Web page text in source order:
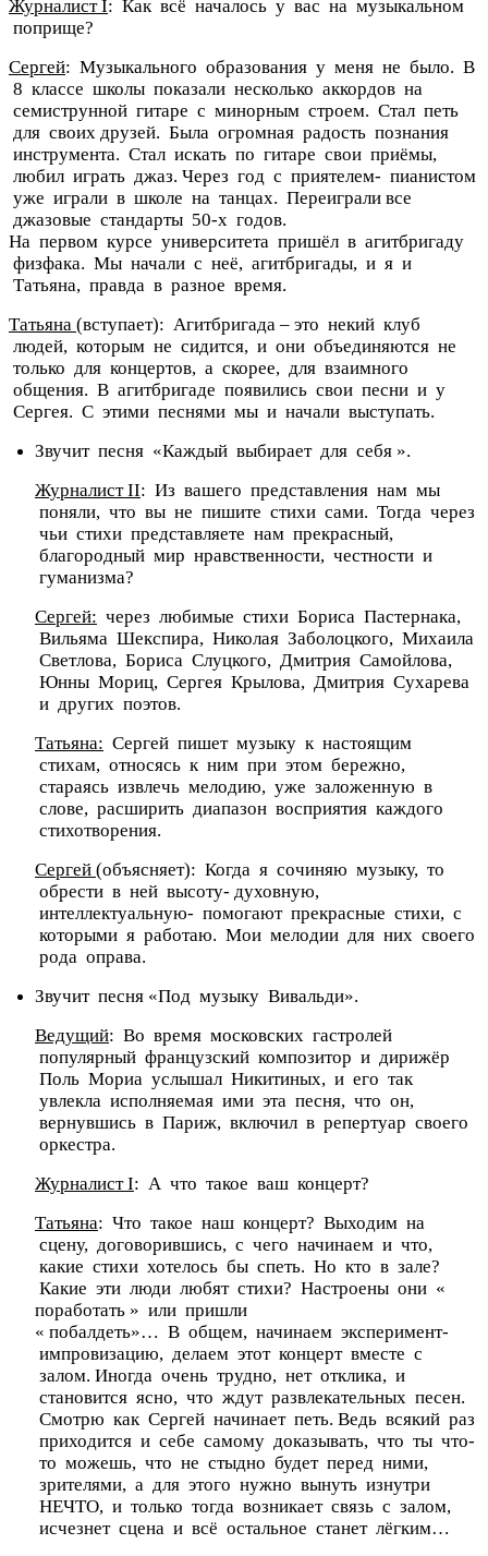
Журналист I: Как всё началось у вас на музыкальном
поприще?
Сергей: Музыкального образования у меня не было. В
8 классе школы показали несколько аккордов на
семиструнной гитаре с минорным строем. Стал петь
для своих друзей. Была огромная радость познания
инструмента. Стал искать по гитаре свои приёмы,
любил играть джаз. Через год с приятелем- пианистом
уже играли в школе на танцах. Переиграли все
джазовые стандарты 50-х годов.
На первом курсе университета пришёл в агитбригаду
физфака. Мы начали с неё, агитбригады, и я и
Татьяна, правда в разное время.
Татьяна (вступает): Агитбригада – это некий клуб
людей, которым не сидится, и они объединяются не
только для концертов, а скорее, для взаимного
общения. В агитбригаде появились свои песни и у
Сергея. С этими песнями мы и начали выступать.
Звучит песня «Каждый выбирает для себя ».
Журналист II: Из вашего представления нам мы
поняли, что вы не пишите стихи сами. Тогда через
чьи стихи представляете нам прекрасный,
благородный мир нравственности, честности и
гуманизма?
Сергей: через любимые стихи Бориса Пастернака,
Вильяма Шекспира, Николая Заболоцкого, Михаила
Светлова, Бориса Слуцкого, Дмитрия Самойлова,
Юнны Мориц, Сергея Крылова, Дмитрия Сухарева
и других поэтов.
Татьяна: Сергей пишет музыку к настоящим
стихам, относясь к ним при этом бережно,
стараясь извлечь мелодию, уже заложенную в
слове, расширить диапазон восприятия каждого
стихотворения.
Сергей (объясняет): Когда я сочиняю музыку, то
обрести в ней высоту- духовную,
интеллектуальную- помогают прекрасные стихи, с
которыми я работаю. Мои мелодии для них своего
рода оправа.
Звучит песня «Под музыку Вивальди».
Ведущий: Во время московских гастролей
популярный французский композитор и дирижёр
Поль Мориа услышал Никитиных, и его так
увлекла исполняемая ими эта песня, что он,
вернувшись в Париж, включил в репертуар своего
оркестра.
Журналист I: А что такое ваш концерт?
Татьяна: Что такое наш концерт? Выходим на
сцену, договорившись, с чего начинаем и что,
какие стихи хотелось бы спеть. Но кто в зале?
Какие эти люди любят стихи? Настроены они «
поработать » или пришли
« побалдеть»… В общем, начинаем эксперимент-
импровизацию, делаем этот концерт вместе с
залом. Иногда очень трудно, нет отклика, и
становится ясно, что ждут развлекательных песен.
Смотрю как Сергей начинает петь. Ведь всякий раз
приходится и себе самому доказывать, что ты что-
то можешь, что не стыдно будет перед ними,
зрителями, а для этого нужно вынуть изнутри
НЕЧТО, и только тогда возникает связь с залом,
исчезнет сцена и всё остальное станет лёгким…